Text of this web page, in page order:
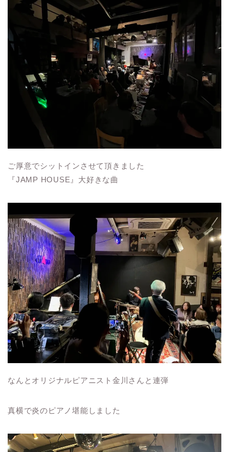
ご厚意でシットインさせて頂きました
『JAMP HOUSE』大好きな曲
なんとオリジナルピアニスト金川さんと連弾
真横で炎のピアノ堪能しました